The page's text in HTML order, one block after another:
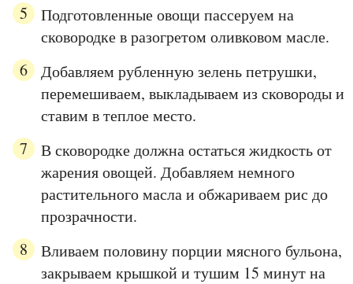
Подготовленные овощи пассеруем на
сковородке в разогретом оливковом масле.
Добавляем рубленную зелень петрушки,
перемешиваем, выкладываем из сковороды и
ставим в теплое место.
В сковородке должна остаться жидкость от
жарения овощей. Добавляем немного
растительного масла и обжариваем рис до
прозрачности.
Вливаем половину порции мясного бульона,
закрываем крышкой и тушим 15 минут на